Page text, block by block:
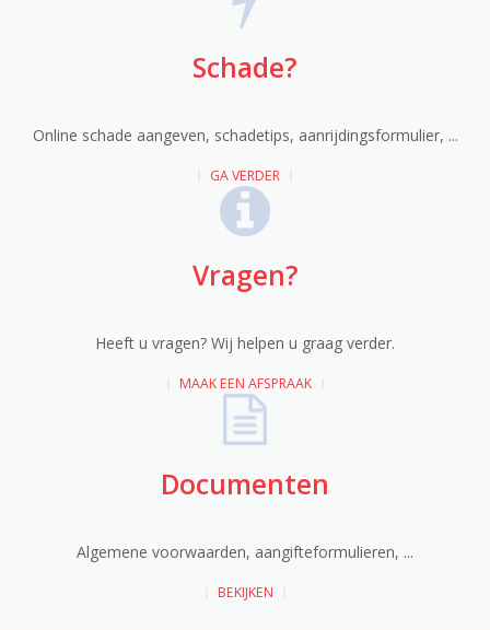
Schade?
Online schade aangeven, schadetips, aanrijdingsformulier, ...
GA VERDER
Vragen?
Heeft u vragen? Wij helpen u graag verder.
MAAK EEN AFSPRAAK
Documenten
Algemene voorwaarden, aangifteformulieren, ...
BEKIJKEN